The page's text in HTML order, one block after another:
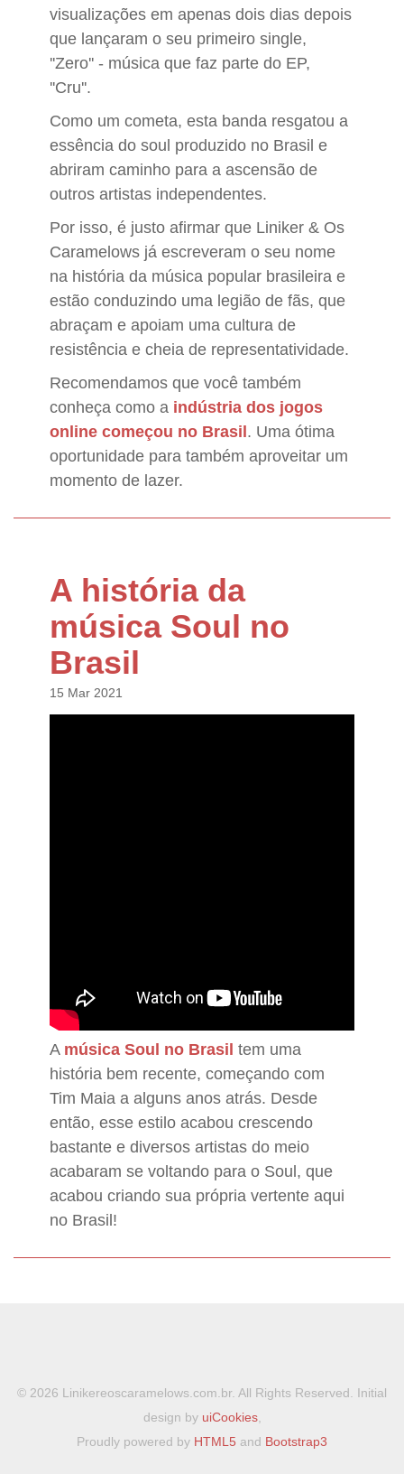
visualizações em apenas dois dias depois
que lançaram o seu primeiro single,
''Zero'' - música que faz parte do EP,
''Cru''.
Como um cometa, esta banda resgatou a
essência do soul produzido no Brasil e
abriram caminho para a ascensão de
outros artistas independentes.
Por isso, é justo afirmar que Liniker & Os
Caramelows já escreveram o seu nome
na história da música popular brasileira e
estão conduzindo uma legião de fãs, que
abraçam e apoiam uma cultura de
resistência e cheia de representatividade.
Recomendamos que você também
conheça como a indústria dos jogos
online começou no Brasil . Uma ótima
oportunidade para também aproveitar um
momento de lazer.
A história da
música Soul no
Brasil
15 Mar 2021
A música Soul no Brasil tem uma
história bem recente, começando com
Tim Maia a alguns anos atrás. Desde
então, esse estilo acabou crescendo
bastante e diversos artistas do meio
acabaram se voltando para o Soul, que
acabou criando sua própria vertente aqui
no Brasil!
© 2026 Linikereoscaramelows.com.br. All Rights Reserved. Initial
design by uiCookies,
Proudly powered by HTML5 and Bootstrap3